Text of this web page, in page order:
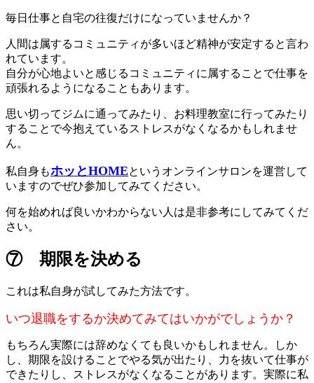
毎日仕事と自宅の往復だけになっていませんか？
人間は属するコミュニティが多いほど精神が安定すると言わ
れています。
自分が心地よいと感じるコミュニティに属することで仕事を
頑張れるようになることもあります。
思い切ってジムに通ってみたり、お料理教室に行ってみたり
することで今抱えているストレスがなくなるかもしれませ
ん。
私自身もホッとHOMEというオンラインサロンを運営して
いますのでぜひ参加してみてください。
何を始めれば良いかわからない人は是非参考にしてみてくだ
さい。
⑦ 期限を決める
これは私自身が試してみた方法です。
いつ退職をするか決めてみてはいかがでしょうか？
もちろん実際には辞めなくても良いかもしれません。しか
し、期限を設けることでやる気が出たり、力を抜いて仕事が
できたりし、ストレスがなくなることがあります。実際に私